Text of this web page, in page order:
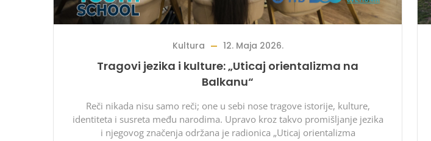
Kultura 12. Maja 2026.
Tragovi jezika i kulture: „Uticaj orientalizma na
Balkanu“
Reči nikada nisu samo reči; one u sebi nose tragove istorije, kulture,
identiteta i susreta među narodima. Upravo kroz takvo promišljanje jezika
i njegovog značenja održana je radionica „Uticaj orientalizma